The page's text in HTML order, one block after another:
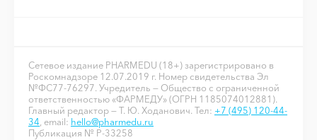
Сетевое издание PHARMEDU (18+) зарегистрировано в
Роскомнадзоре 12.07.2019 г. Номер свидетельства Эл
№ФС77-76297. Учредитель — Общество с ограниченной
ответственностью «ФАРМЕДУ» (ОГРН 1185074012881).
Главный редактор — Т. Ю. Ходанович. Тел: +7 (495) 120-44-
34 , email: hello@pharmedu.ru
Публикация № P-33258